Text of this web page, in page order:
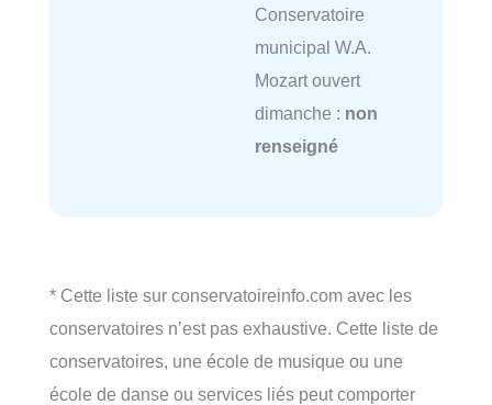
Conservatoire
municipal W.A.
Mozart ouvert
dimanche : non
renseigné
* Cette liste sur conservatoireinfo.com avec les
conservatoires n’est pas exhaustive. Cette liste de
conservatoires, une école de musique ou une
école de danse ou services liés peut comporter